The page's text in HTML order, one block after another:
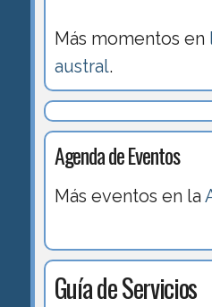
Más momentos en
austral.
Agenda de Eventos
Más eventos en la
Guía de Servicios